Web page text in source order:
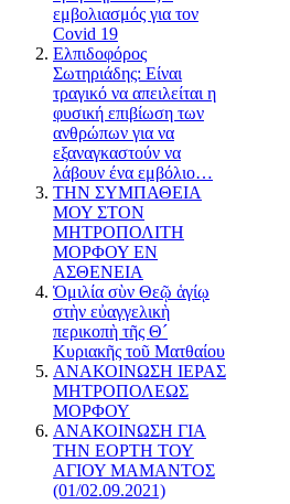
εμβολιασμός για τον
Covid 19
Ελπιδοφόρος
Σωτηριάδης: Είναι
τραγικό να απειλείται η
φυσική επιβίωση των
ανθρώπων για να
εξαναγκαστούν να
λάβουν ένα εμβόλιο…
ΤΗΝ ΣΥΜΠΑΘΕΙΑ
ΜΟΥ ΣΤΟΝ
ΜΗΤΡΟΠΟΛΙΤΗ
ΜΟΡΦΟΥ ΕΝ
ΑΣΘΕΝΕΙΑ
Ὁμιλία σὺν Θεῷ ἁγίῳ
στὴν εὐαγγελικὴ
περικοπὴ τῆς Θ´
Κυριακῆς τοῦ Ματθαίου
ΑΝΑΚΟΙΝΩΣΗ ΙΕΡΑΣ
ΜΗΤΡΟΠΟΛΕΩΣ
ΜΟΡΦΟΥ
ΑΝΑΚΟΙΝΩΣΗ ΓΙΑ
ΤΗΝ ΕΟΡΤΗ ΤΟΥ
ΑΓΙΟΥ ΜΑΜΑΝΤΟΣ
(01/02.09.2021)